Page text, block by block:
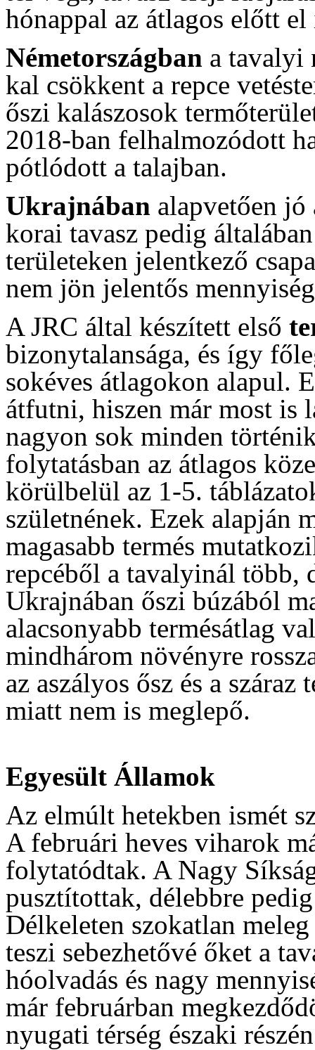
hónappal az átlagos előtt
Németországban a tavalyi
kal csökkent a repce
őszi kalászosok
2018-ban felhalmozódott
pótlódott a talajban.
Ukrajnában alapvetően jó
korai tavasz pedig
területeken jelentkező
nem jön jelentős
A JRC által készített első
bizonytalansága, és így
sokéves átlagokon alapul.
átfutni, hiszen már most is
nagyon sok minden
folytatásban az átlagos
körülbelül az 1-5.
születnének. Ezek alapján
magasabb termés
repcéből a tavalyinál több,
Ukrajnában őszi búzából
alacsonyabb termésátlag
mindhárom növényre
az aszályos ősz és a
miatt nem is meglepő.
Egyesült Államok
Az elmúlt hetekben ismét
A februári heves viharok
folytatódtak. A Nagy
pusztítottak, délebbre
Délkeleten szokatlan
teszi sebezhetővé őket a
hóolvadás és nagy
már februárban
nyugati térség északi